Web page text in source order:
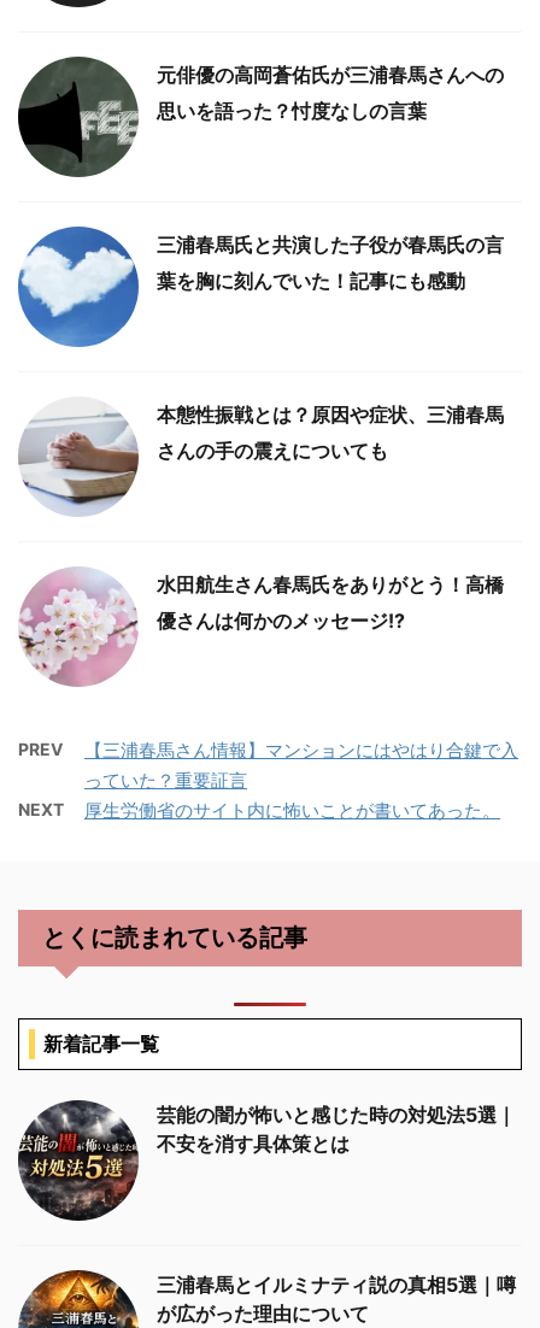
元俳優の高岡蒼佑氏が三浦春馬さんへの
思いを語った？忖度なしの言葉
三浦春馬氏と共演した子役が春馬氏の言
葉を胸に刻んでいた！記事にも感動
本態性振戦とは？原因や症状、三浦春馬
さんの手の震えについても
水田航生さん春馬氏をありがとう！高橋
優さんは何かのメッセージ!?
PREV
【三浦春馬さん情報】マンションにはやはり合鍵で入
っていた？重要証言
NEXT 厚生労働省のサイト内に怖いことが書いてあった。
とくに読まれている記事
新着記事一覧
芸能の闇が怖いと感じた時の対処法5選｜
不安を消す具体策とは
三浦春馬とイルミナティ説の真相5選｜噂
が広がった理由について